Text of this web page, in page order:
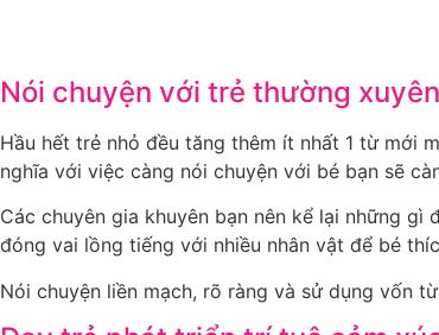
Nói chuyện với trẻ thường
Hầu hết trẻ nhỏ đều tăng thêm ít nhất 1 từ mới
nghĩa với việc càng nói chuyện với bé bạn sẽ
Các chuyên gia khuyên bạn nên kể lại những
đóng vai lồng tiếng với nhiều nhân vật để bé
Nói chuyện liền mạch, rõ ràng và sử dụng vốn